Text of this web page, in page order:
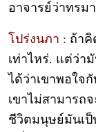
อาจารย์ว่าทรม
โปร่งนภา : ถ้าคิ
เท่าไหร่. แต่ว่า
ได้ว่าเขาพอใจ
เขาไม่สามารถ
ชีวิตมนุษย์มันเป็